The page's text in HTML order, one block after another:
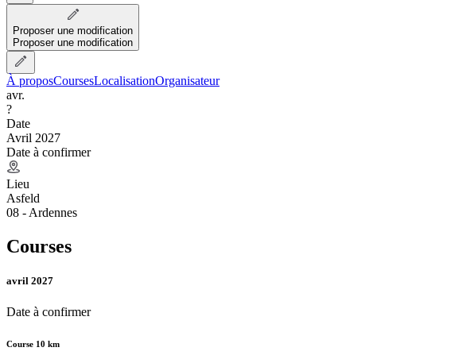
Proposer une modification
Proposer une modification
À proposCoursesLocalisationOrganisateur
avr.
?
Date
Avril 2027
Date à confirmer
Lieu
Asfeld
08 - Ardennes
Courses
avril 2027
Date à confirmer
Course 10 km